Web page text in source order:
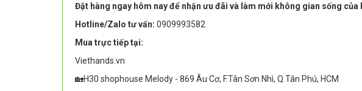
Đặt hàng ngay hôm nay để nhận ưu đãi và làm mới không gian sống của
Hotline/Zalo tư vấn: 0909993582
Mua trực tiếp tại:
Viethands.vn
🏡H30 shophouse Melody - 869 Âu Cơ, F.Tân Sơn Nhì, Q.Tân Phú, HCM